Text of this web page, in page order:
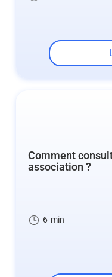
Comment
association ?
6 min